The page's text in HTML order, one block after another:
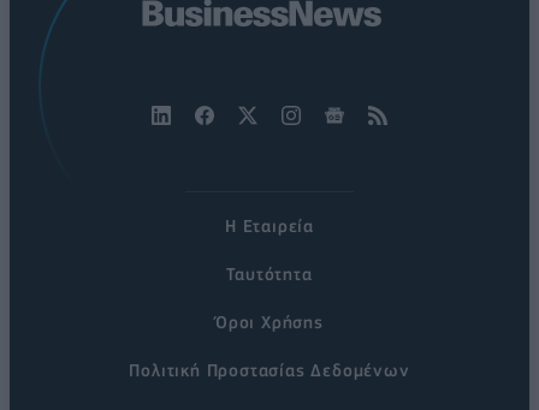
Η Εταιρεία
Ταυτότητα
Όροι Χρήσης
Πολιτική Προστασίας Δεδομένων